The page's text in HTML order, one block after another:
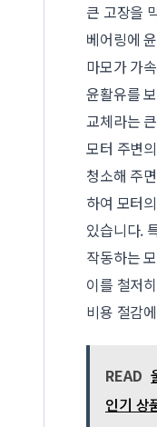
큰 고장을
베어링에
마모가 가
윤활유를
교체라는
모터 주변
청소해 주
하여 모터
있습니다.
작동하는
이를 철저
비용 절감
READ
인기 상